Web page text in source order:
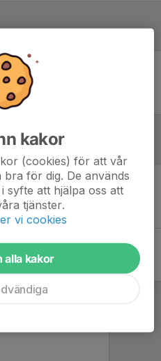
ifylld
skrivet
kakor
(cookies) för att vår
för dig. De används
syfte att hjälpa oss att
tjänster.
vi cookies
alla kakor